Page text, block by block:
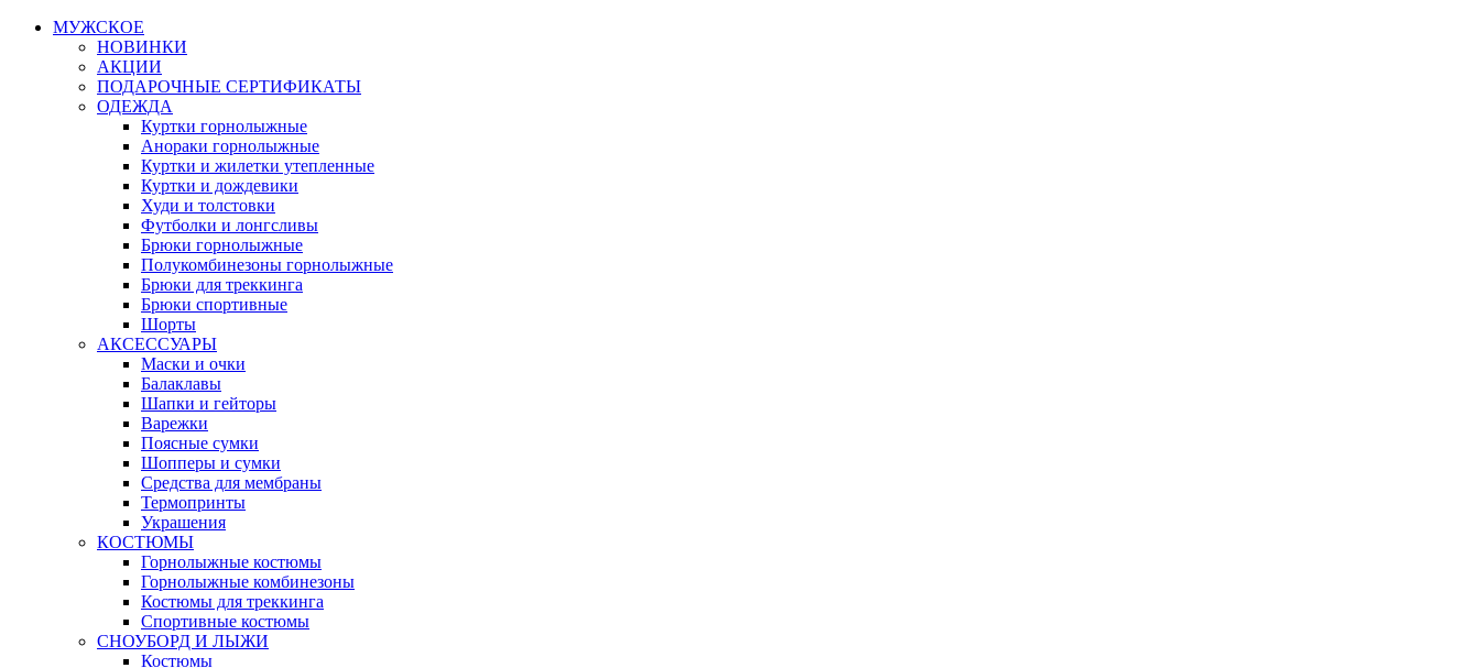
МУЖСКОЕ
НОВИНКИ
АКЦИИ
ПОДАРОЧНЫЕ СЕРТИФИКАТЫ
ОДЕЖДА
Куртки горнолыжные
Анораки горнолыжные
Куртки и жилетки утепленные
Куртки и дождевики
Худи и толстовки
Футболки и лонгсливы
Брюки горнолыжные
Полукомбинезоны горнолыжные
Брюки для треккинга
Брюки спортивные
Шорты
АКСЕССУАРЫ
Маски и очки
Балаклавы
Шапки и гейторы
Варежки
Поясные сумки
Шопперы и сумки
Средства для мембраны
Термопринты
Украшения
КОСТЮМЫ
Горнолыжные костюмы
Горнолыжные комбинезоны
Костюмы для треккинга
Спортивные костюмы
СНОУБОРД И ЛЫЖИ
Костюмы